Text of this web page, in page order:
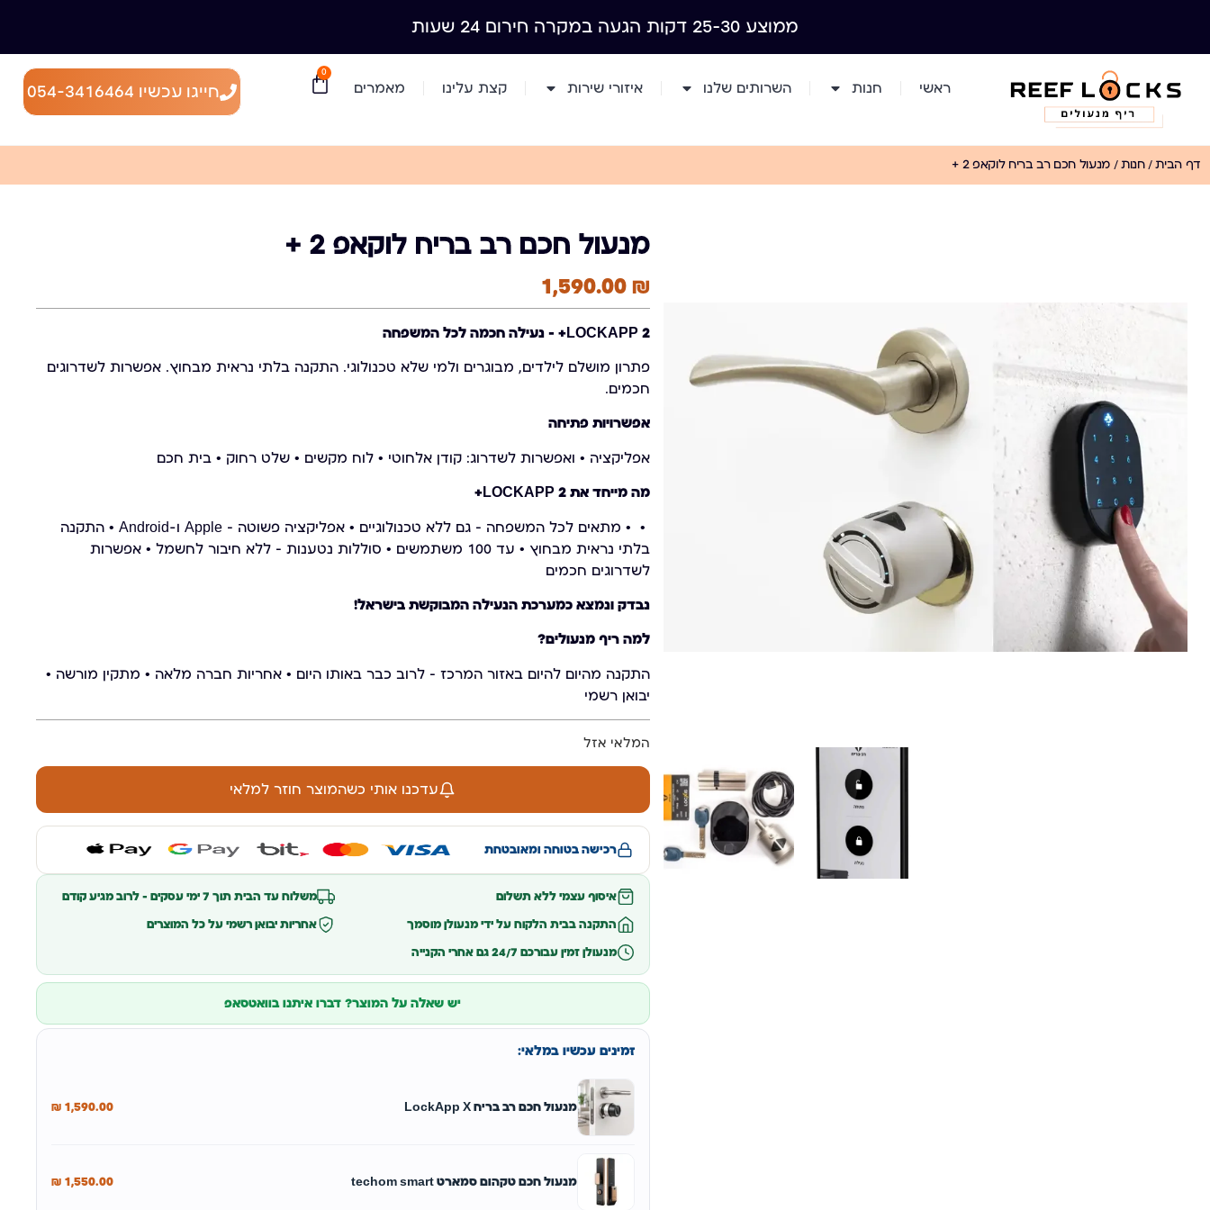
ממוצע 25-30 דקות הגעה במקרה חירום 24 שעות
ראשי חנות השרותים שלנו איזורי שירות קצת עלינו מאמרים
0
חייגו עכשיו 054-3416464
דף הבית/חנות /מנעול חכם רב בריח לוקאפ 2 +
מנעול חכם רב בריח לוקאפ 2 +
1,590.00 ₪
LOCKAPP 2+ – נעילה חכמה לכל המשפחה
פתרון מושלם לילדים, מבוגרים ולמי שלא טכנולוגי. התקנה בלתי נראית מבחוץ. אפשרות לשדרוגים
חכמים.
אפשרויות פתיחה
אפליקציה • ואפשרות לשדרוג: קודן אלחוטי • לוח מקשים • שלט רחוק • בית חכם
מה מייחד את LOCKAPP 2+
‍ • ‍‍ • מתאים לכל המשפחה – גם ללא טכנולוגיים • אפליקציה פשוטה – Apple ו-Android • התקנה
בלתי נראית מבחוץ • עד 100 משתמשים • סוללות נטענות – ללא חיבור לחשמל • אפשרות
לשדרוגים חכמים
נבדק ונמצא כמערכת הנעילה המבוקשת בישראל!
למה ריף מנעולים?
התקנה מהיום להיום באזור המרכז – לרוב כבר באותו היום • אחריות חברה מלאה • מתקין מורשה •
יבואן רשמי
המלאי אזל
עדכנו אותי כשהמוצר חוזר למלאי
רכישה בטוחה ומאובטחת
איסוף עצמי ללא תשלום משלוח עד הבית תוך 7 ימי עסקים – לרוב מגיע קודם
התקנה בבית הלקוח על ידי מנעולן מוסמך אחריות יבואן רשמי על כל המוצרים
מנעולן זמין עבורכם 24/7 גם אחרי הקנייה
יש שאלה על המוצר? דברו איתנו בוואטסאפ
זמינים עכשיו במלאי:
מנעול חכם רב בריח LockApp X 1,590.00
₪
מנעול חכם טקהום סמארט techom smart 1,550.00
₪